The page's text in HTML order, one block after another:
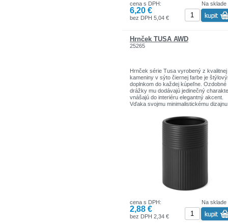
Na sklade
cena s DPH:
6,20 €
bez DPH 5,04 €
Hrnček TUSA AWD
25265
Hrnček série Tusa vyrobený z kvalitnej
kameniny v sýto čiernej farbe je
doplnkom do každej kúpeľne. Ozdobné
drážky mu dodávajú jedinečný
vnášajú do interiéru elegantný akcent.
Vďaka svojmu minimalistickému
vytvára súvislé usporiadanie. Hrnček je
ideálny na uloženie zubných kefiek,
pasty alebo iných kúpeľňových
pričom kombinuje funkčnosť s
Materiál: kamenina
Na sklade
cena s DPH:
2,88 €
bez DPH 2,34 €